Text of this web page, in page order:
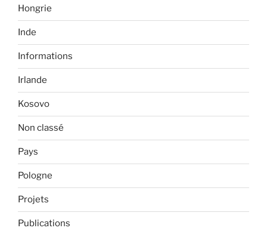
Hongrie
Inde
Informations
Irlande
Kosovo
Non classé
Pays
Pologne
Projets
Publications